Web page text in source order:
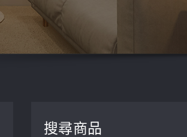
搜尋商品